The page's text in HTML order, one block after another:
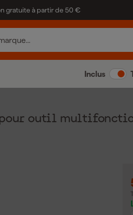
gratuite à partir de 50 €
Inclus
pour outil